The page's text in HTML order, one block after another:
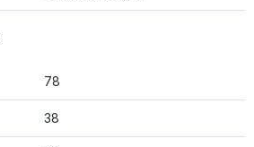
78
38